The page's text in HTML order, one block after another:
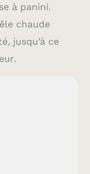
à panini.
chaude
jusqu’à ce